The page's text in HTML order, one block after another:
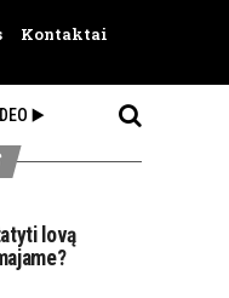
Kontaktai
▶️
lovą